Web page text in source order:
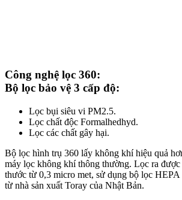
Công nghệ lọc 360:
Bộ lọc bảo vệ 3 cấp độ:
Lọc bụi siêu vi PM2.5.
Lọc chất độc Formalhedhyd.
Lọc các chất gây hại.
Bộ lọc hình trụ 360 lấy không khí hiệu quả
máy lọc không khí thông thường. Lọc ra được
thước từ 0,3 micro met, sử dụng bộ lọc HEPA
từ nhà sản xuất Toray của Nhật Bản.